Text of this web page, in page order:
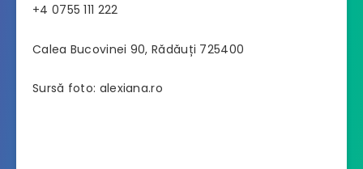
+4 0755 111 222
Calea Bucovinei 90, Rădăuți 725400
Sursă foto: alexiana.ro